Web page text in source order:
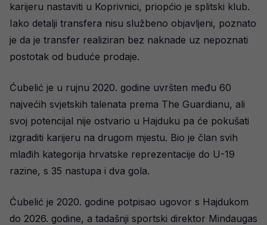
karijeru nastaviti u Koprivnici, priopćio je splitski klub.
Iako detalji transfera nisu službeno objavljeni, poznato
je da je transfer realiziran bez naknade uz nepoznati
postotak od buduće prodaje.
Ćubelić je u rujnu 2020. godine uvršten među 60
najvećih svjetskih talenata prema The Guardianu, ali
svoj potencijal nije ostvario u Hajduku pa će pokušati
izgraditi karijeru na drugom mjestu. Bio je član svih
mlađih kategorija hrvatske reprezentacije do U-19
razine, s 35 nastupa i dva gola.
Ćubelić je 2020. godine potpisao ugovor s Hajdukom
do 2026. godine, a tadašnji sportski direktor Mindaugas